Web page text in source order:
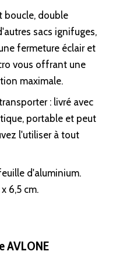
boucle, double
sacs ignifuges,
fermeture éclair et
vous offrant une
maximale.
: livré avec
portable et peut
l'utiliser à tout
d'aluminium.
6,5 cm.
AVLONE